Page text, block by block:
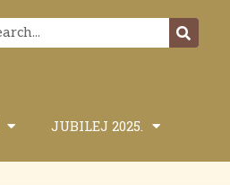
JUBILEJ 2025.